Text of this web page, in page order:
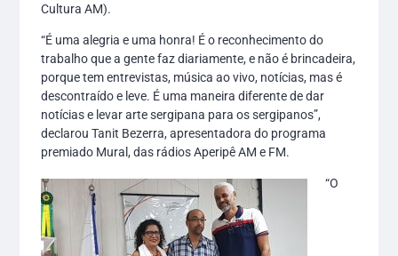
Cultura AM).
“É uma alegria e uma honra! É o reconhecimento do
trabalho que a gente faz diariamente, e não é brincadeira,
porque tem entrevistas, música ao vivo, notícias, mas é
descontraído e leve. É uma maneira diferente de dar
notícias e levar arte sergipana para os sergipanos”,
declarou Tanit Bezerra, apresentadora do programa
premiado Mural, das rádios Aperipê AM e FM.
“O